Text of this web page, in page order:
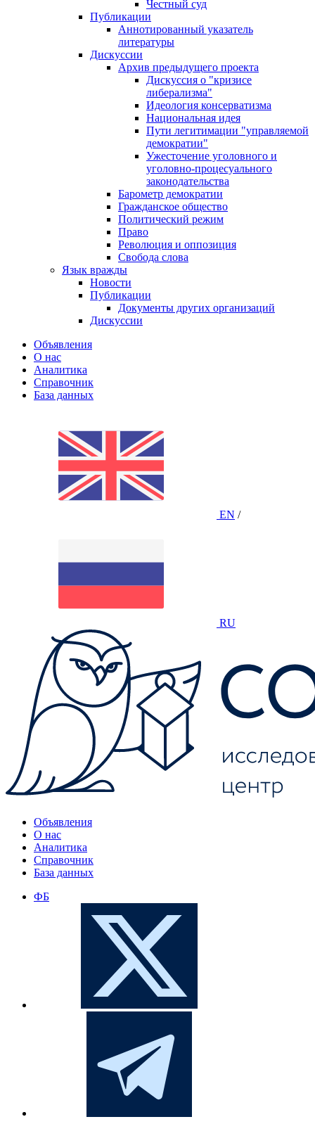
Честный суд
Публикации
Аннотированный указатель
литературы
Дискуссии
Архив предыдущего проекта
Дискуссия о "кризисе
либерализма"
Идеология консерватизма
Национальная идея
Пути легитимации "управляемой
демократии"
Ужесточение уголовного и
уголовно-процесуального
законодательства
Барометр демократии
Гражданское общество
Политический режим
Право
Революция и оппозиция
Свобода слова
Язык вражды
Новости
Публикации
Документы других организаций
Дискуссии
Объявления
О нас
Аналитика
Справочник
База данных
EN /
RU
Объявления
О нас
Аналитика
Справочник
База данных
ФБ